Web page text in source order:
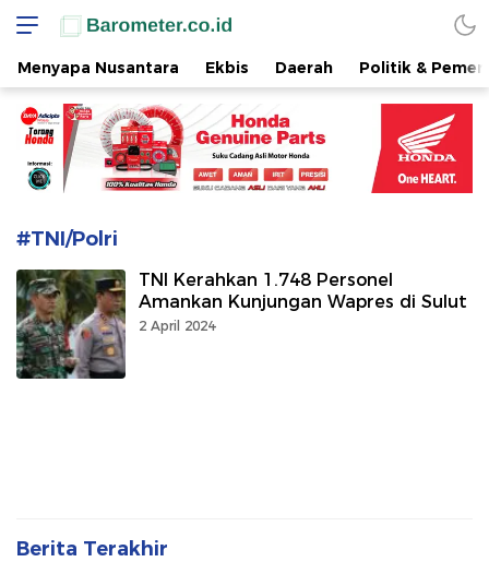
www.barometer.co.id
Berita Terkini di Sulawesi Utara
Menyapa Nusantara Ekbis Daerah Politik &
#TNI/Polri
TNI Kerahkan 1.748 Personel
Amankan Kunjungan Wapres di Sulut
2 April 2024
Berita Terakhir